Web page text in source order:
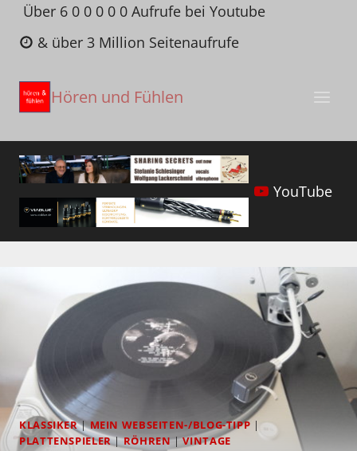
Zum
Inhalt
springen
Über 6 0 0 0 0 0 Aufrufe bei Youtube
& über 3 Million Seitenaufrufe
Hören und Fühlen
YouTube
KLASSIKER|MEIN WEBSEITEN-/BLOG-TIPP |
PLATTENSPIELER|RÖHREN|VINTAGE